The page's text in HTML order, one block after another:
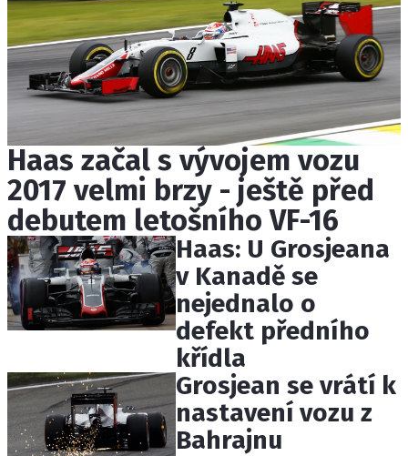
PROFILY JEZDCŮ
PROFILY TÝMŮ
ROZHOVORY
OSTATNÍ
SLEDUJTE NÁS NA|
ETICKÝ KODEX
KONTAKT
VYDAVATEL
INZERCE
OSOBNÍ ÚDAJE / COOKIES
Provozovatelem serveru F1NEWS.cz je
INCORP MEDIA GROUP s.r.o., IČ: 118 23 054
Haas začal s vývojem vozu
2017 velmi brzy - ještě před
debutem letošního VF-16
Haas: U Grosjeana
v Kanadě se
nejednalo o
defekt předního
křídla
Grosjean se vrátí k
nastavení vozu z
Bahrajnu